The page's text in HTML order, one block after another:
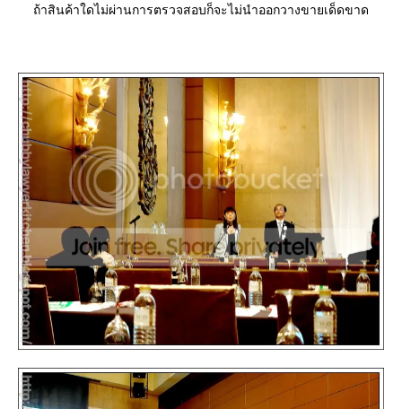
ถ้าสินค้าใดไม่ผ่านการตรวจสอบก็จะไม่นำออกวางขายเด็ดขาด